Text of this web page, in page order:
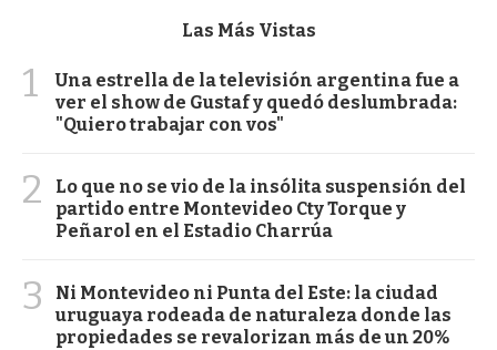
Las Más Vistas
1
Una estrella de la televisión argentina fue a
ver el show de Gustaf y quedó deslumbrada:
"Quiero trabajar con vos"
2
Lo que no se vio de la insólita suspensión del
partido entre Montevideo Cty Torque y
Peñarol en el Estadio Charrúa
3
Ni Montevideo ni Punta del Este: la ciudad
uruguaya rodeada de naturaleza donde las
propiedades se revalorizan más de un 20%